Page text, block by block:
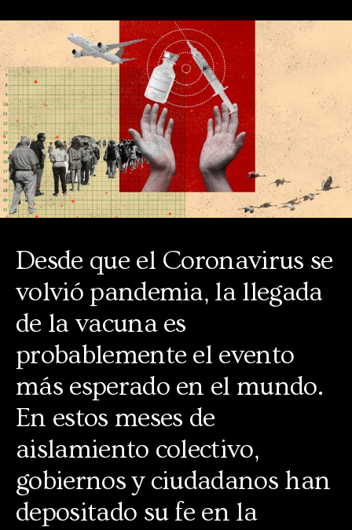
Desde que el Coronavirus se
volvió pandemia, la llegada
de la vacuna es
probablemente el evento
más esperado en el mundo.
En estos meses de
aislamiento colectivo,
gobiernos y ciudadanos han
depositado su fe en la